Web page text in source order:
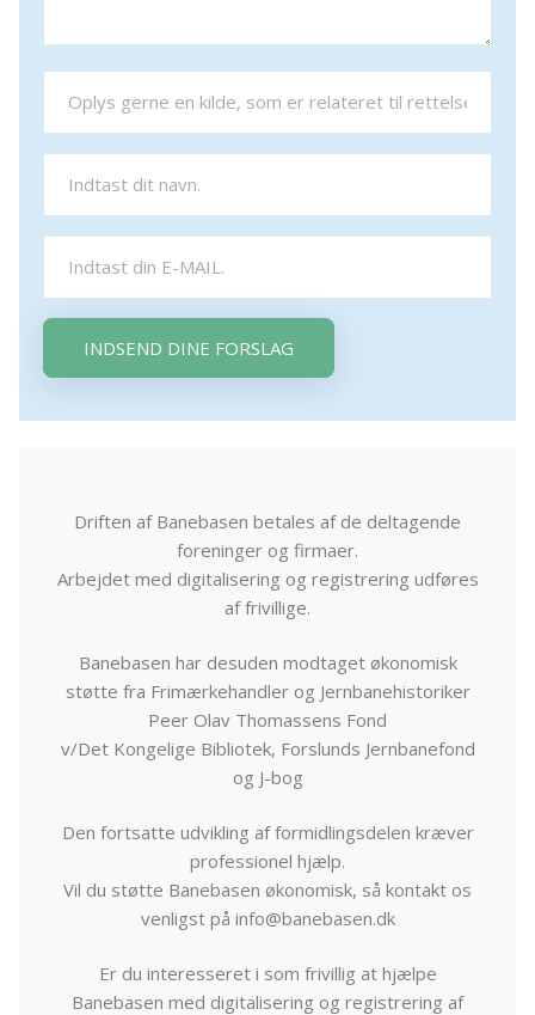
INDSEND DINE FORSLAG
Driften af Banebasen betales af de deltagende
foreninger og firmaer.
Arbejdet med digitalisering og registrering udføres
af frivillige.
Banebasen har desuden modtaget økonomisk
støtte fra Frimærkehandler og Jernbanehistoriker
Peer Olav Thomassens Fond
v/Det Kongelige Bibliotek, Forslunds Jernbanefond
og J-bog
Den fortsatte udvikling af formidlingsdelen kræver
professionel hjælp.
Vil du støtte Banebasen økonomisk, så kontakt os
venligst på info@banebasen.dk
Er du interesseret i som frivillig at hjælpe
Banebasen med digitalisering og registrering af